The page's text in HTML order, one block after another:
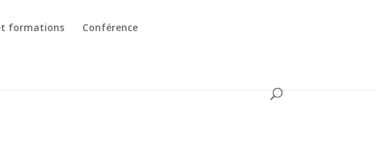
formations Conférence